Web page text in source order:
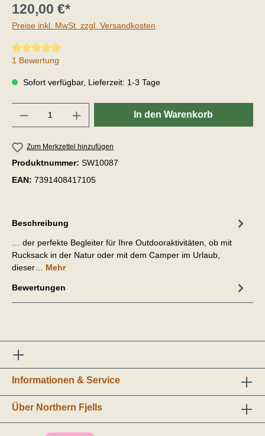
120,00 €*
Preise inkl. MwSt. zzgl. Versandkosten
Durchschnittliche Bewertung von 5 von 5 Sternen
1 Bewertung
Sofort verfügbar, Lieferzeit: 1-3 Tage
In den Warenkorb
Zum Merkzettel hinzufügen
Produktnummer: SW10087
EAN: 7391408417105
Beschreibung
… der perfekte Begleiter für Ihre Outdooraktivitäten, ob mit
Rucksack in der Natur oder mit dem Camper im Urlaub,
dieser… Mehr
Bewertungen
Informationen & Service
Über Northern Fjells